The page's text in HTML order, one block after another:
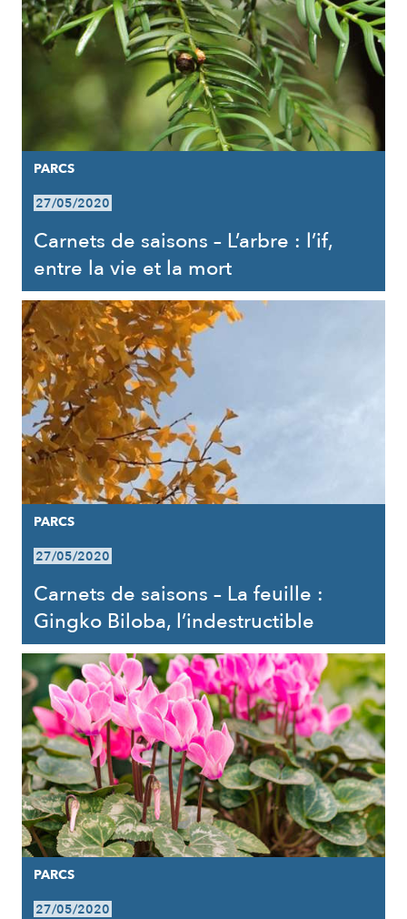
PARCS
27/05/2020
Carnets de saisons – L’arbre : l’if,
entre la vie et la mort
PARCS
27/05/2020
Carnets de saisons – La feuille :
Gingko Biloba, l’indestructible
PARCS
27/05/2020